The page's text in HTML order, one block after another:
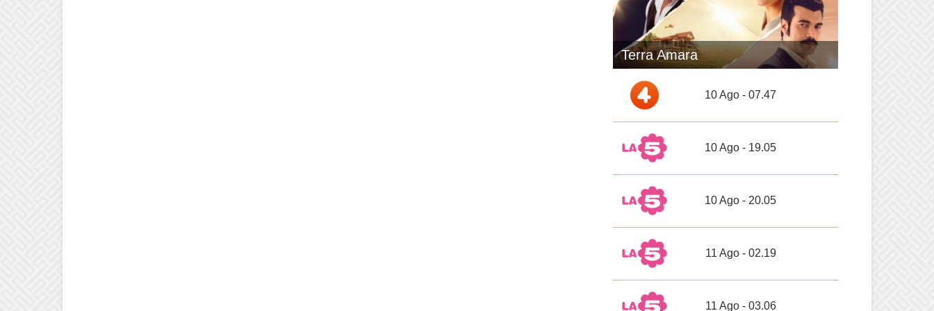
Terra Amara
10 Ago - 07.47
10 Ago - 19.05
10 Ago - 20.05
11 Ago - 02.19
11 Ago - 03.06